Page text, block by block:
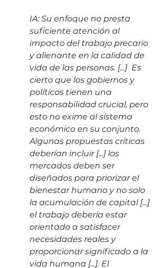
IA: Su enfoque no presta
suficiente atención al
impacto del trabajo precario
y alienante en la calidad de
vida de las personas. [...]  Es
cierto que los gobiernos y
políticos tienen una
responsabilidad crucial, pero
esto no exime al sistema
económico en su conjunto.
Algunas propuestas críticas
deberían incluir [...] los
mercados deben ser
diseñados para priorizar el
bienestar humano y no solo
la acumulación de capital [...]
el trabajo debería estar
orientado a satisfacer
necesidades reales y
proporcionar significado a la
vida humana [...]. El